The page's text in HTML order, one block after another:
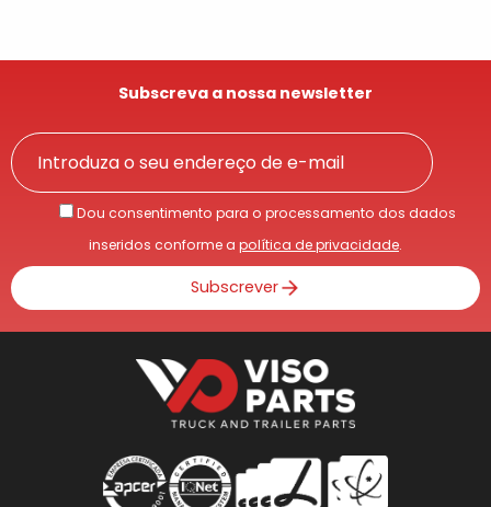
Subscreva a nossa newsletter
Dou consentimento para o processamento dos dados
inseridos conforme a política de privacidade.
Subscrever